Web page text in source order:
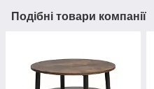
Подібні товари компанії